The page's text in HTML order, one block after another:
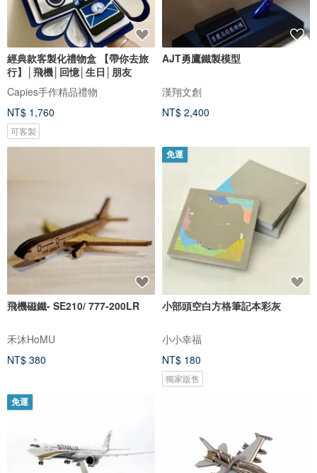
經典款客製化禮物盒 【帶你去旅
行】│飛機│回憶│生日│朋友
Capies手作精品禮物
NT$ 1,760
可客製
AJT勇鷹鐵製模型
漢翔文創
NT$ 2,400
飛機磁鐵- SE210/ 777-200LR
禾沐HoMU
NT$ 380
免運
小部頭空白方格筆記本彩灰
小小幸福
NT$ 180
獨家販售
免運